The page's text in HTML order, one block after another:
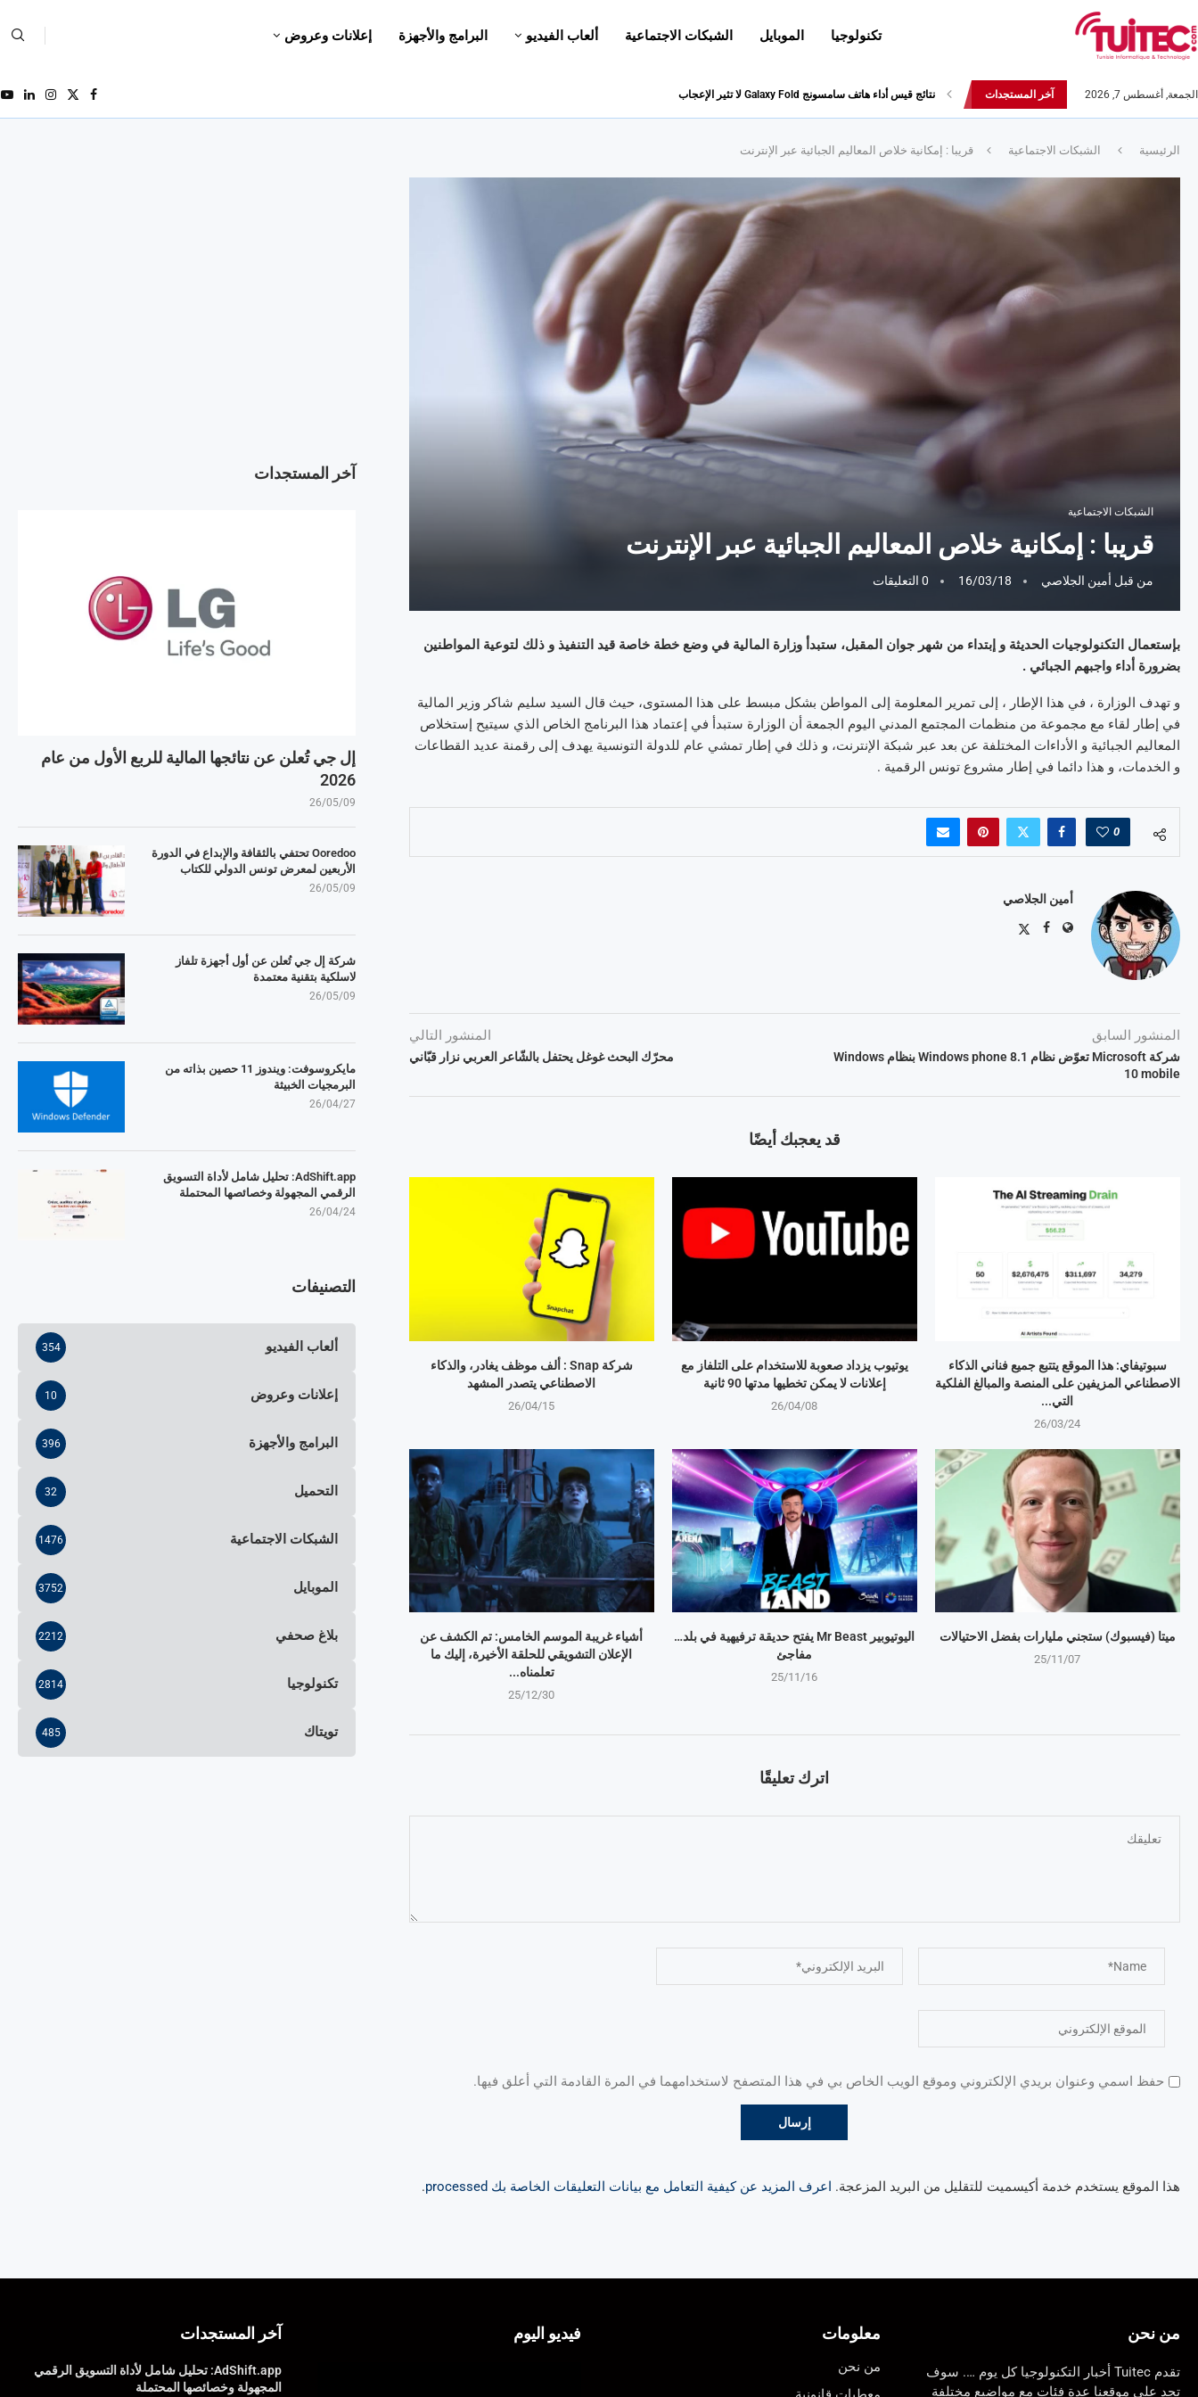
تكنولوجيا الموبايل الشبكات الاجتماعية ألعاب الفيديو البرامج والأجهزة إعلانات وعروض
الجمعة, أغسطس 7, 2026 آخر المستجدات نتائج قيس أداء هاتف سامسونج Galaxy Fold لا تثير الإعجاب
الرئيسية الشبكات الاجتماعية قريبا : إمكانية خلاص المعاليم الجبائية عبر الإنترنت
الشبكات الاجتماعية
قريبا : إمكانية خلاص المعاليم الجبائية عبر الإنترنت
من قبل أمين الجلاصي 16/03/18 0 التعليقات
بإستعمال التكنولوجيات الحديثة و إبتداء من شهر جوان المقبل، ستبدأ وزارة المالية في وضع خطة خاصة قيد التنفيذ و ذلك لتوعية المواطنين
بضرورة أداء واجبهم الجبائي .
و تهدف الوزارة ، في هذا الإطار ، إلى تمرير المعلومة إلى المواطن بشكل مبسط على هذا المستوى، حيث قال السيد سليم شاكر وزير المالية
في إطار لقاء مع مجموعة من منظمات المجتمع المدني اليوم الجمعة أن الوزارة ستبدأ في إعتماد هذا البرنامج الخاص الذي سيتيح إستخلاص
المعاليم الجبائية و الأداءات المختلفة عن بعد عبر شبكة الإنترنت، و ذلك في إطار تمشي عام للدولة التونسية يهدف إلى رقمنة عديد القطاعات
و الخدمات، و هذا دائما في إطار مشروع تونس الرقمية .
0
أمين الجلاصي
المنشور السابق
شركة Microsoft تعوّض نظام Windows phone 8.1 بنظام Windows
10 mobile
المنشور التالي
محرّك البحث غوغل يحتفل بالشّاعر العربي نزار قبّاني
قد يعجبك أيضًا
شركة Snap : ألف موظف يغادر، والذكاء
الاصطناعي يتصدر المشهد
26/04/15
يوتيوب يزداد صعوبة للاستخدام على التلفاز مع
إعلانات لا يمكن تخطيها مدتها 90 ثانية
26/04/08
سبوتيفاي: هذا الموقع يتتبع جميع فناني الذكاء
الاصطناعي المزيفين على المنصة والمبالغ الفلكية
التي...
26/03/24
أشياء غريبة الموسم الخامس: تم الكشف عن
الإعلان التشويقي للحلقة الأخيرة، إليك ما
تعلمناه...
25/12/30
اليوتيوبير Mr Beast يفتح حديقة ترفيهية في بلد…
مفاجئ
25/11/16
ميتا (فيسبوك) ستجني مليارات بفضل الاحتيالات
25/11/07
اترك تعليقًا
حفظ اسمي وعنوان بريدي الإلكتروني وموقع الويب الخاص بي في هذا المتصفح لاستخدامهما في المرة القادمة التي أعلق فيها.
هذا الموقع يستخدم خدمة أكيسميت للتقليل من البريد المزعجة. اعرف المزيد عن كيفية التعامل مع بيانات التعليقات الخاصة بك processed .
آخر المستجدات
إل جي تُعلن عن نتائجها المالية للربع الأول من عام
2026
26/05/09
Ooredoo تحتفي بالثقافة والإبداع في الدورة
الأربعين لمعرض تونس الدولي للكتاب
26/05/09
شركة إل جي تُعلن عن أول أجهزة تلفاز
لاسلكية بتقنية معتمدة
26/05/09
مايكروسوفت: ويندوز 11 حصين بذاته من
البرمجيات الخبيثة
26/04/27
AdShift.app: تحليل شامل لأداة التسويق
الرقمي المجهولة وخصائصها المحتملة
26/04/24
التصنيفات
ألعاب الفيديو 354
إعلانات وعروض 10
البرامج والأجهزة 396
التحميل 32
الشبكات الاجتماعية 1476
الموبايل 3752
بلاغ صحفي 2212
تكنولوجيا 2814
تويتاك 485
من نحن
تقدم Tuitec أخبار التكنولوجيا كل يوم …. سوف
تجد على موقعنا عدة فئات مع مواضيع مختلفة
معلومات
من نحن
فيديو اليوم آخر المستجدات
AdShift.app: تحليل شامل لأداة التسويق الرقمي
المجهولة وخصائصها المحتملة